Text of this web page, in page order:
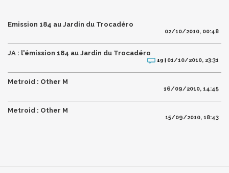
Emission 184 au Jardin du Trocadéro
02/10/2010, 00:48
JA : l'émission 184 au Jardin du Trocadéro
19 | 01/10/2010, 23:31
Metroid : Other M
16/09/2010, 14:45
Metroid : Other M
15/09/2010, 18:43